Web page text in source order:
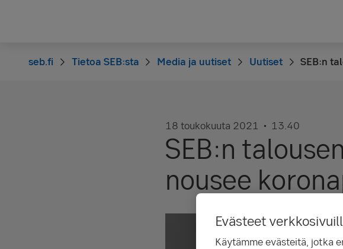
seb.fi Tietoa SEB:sta Media ja uutiset Uutiset SEB:n
18 toukokuuta 2021 13.40
SEB:n
nousee
Evästeet
Käytämme evästeitä, jotka